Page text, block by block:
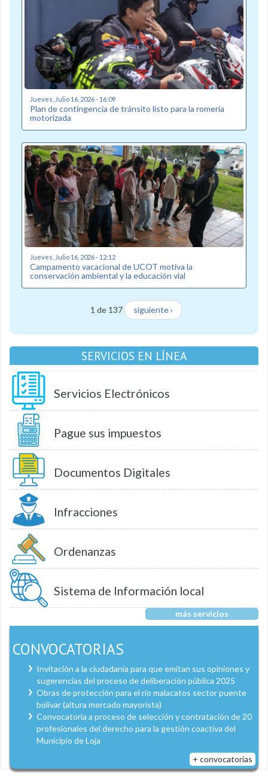
Jueves, Julio 16, 2026 - 16:09
Plan de contingencia de tránsito listo para la romería
motorizada
Jueves, Julio 16, 2026 - 12:12
Campamento vacacional de UCOT motiva la
conservación ambiental y la educación vial
1 de 137 siguiente ›
SERVICIOS EN LÍNEA
Servicios Electrónicos
Pague sus impuestos
Documentos Digitales
Infracciones
Ordenanzas
Sistema de Información local
más servicios
CONVOCATORIAS
Invitación a la ciudadanía para que emitan sus opiniones y
sugerencias del proceso de deliberación pública 2025
Obras de protección para el río malacatos sector puente
bolívar (altura mercado mayorista)
Convocatoria a proceso de selección y contratación de 20
profesionales del derecho para la gestión coactiva del
Municipio de Loja
+ convocatorias